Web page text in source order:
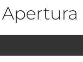
Apertura